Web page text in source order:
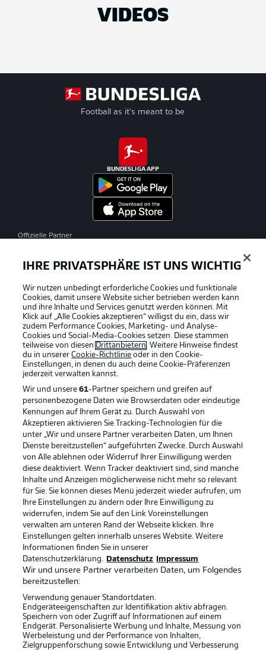
VIDEOS
Football as it's meant to be
BUNDESLIGA APP
Offizielle Partner
Rechtliche Hinweise Voreinstellungen verwalten
Datenschutz Nutzungsbedingungen
Broadcaster Kontakt
Jobs Impressum
Partner Spieler
Liveticker
IHRE PRIVATSPHÄRE IST UNS WICHTIG
Wir nutzen unbedingt erforderliche Cookies und funktionale
Cookies, damit unsere Website sicher betrieben werden kann
und ihre Inhalte und Services genutzt werden können. Mit
Klick auf „Alle Cookies akzeptieren“ willigst du ein, dass wir
zudem Performance Cookies, Marketing- und Analyse-
Cookies und Social-Media-Cookies setzen. Diese stammen
teilweise von diesen Drittanbietern. Weitere Hinweise findest
du in unsererCookie-Richtlinie oder in den Cookie-
Einstellungen, in denen du auch deine Cookie-Präferenzen
jederzeit verwalten kannst.
Wir und unsere61-Partner speichern und greifen auf
personenbezogene Daten wie Browserdaten oder eindeutige
Kennungen auf Ihrem Gerät zu. Durch Auswahl von
Akzeptieren aktivieren Sie Tracking-Technologien für die
unter „Wir und unsere Partner verarbeiten Daten, um Ihnen
Dienste bereitzustellen“ aufgeführten Zwecke. Durch Auswahl
von Alle ablehnen oder Widerruf Ihrer Einwilligung werden
diese deaktiviert. Wenn Tracker deaktiviert sind, sind manche
Inhalte und Anzeigen möglicherweise nicht mehr so relevant
für Sie. Sie können dieses Menü jederzeit wieder aufrufen, um
Ihre Einstellungen zu ändern oder Ihre Einwilligung zu
widerrufen, indem Sie auf den Link Voreinstellungen
verwalten am unteren Rand der Webseite klicken. Ihre
Einstellungen gelten innerhalb unseres Website. Weitere
Informationen finden Sie in unserer
Datenschutzerklärung.
Datenschutz Impressum
Wir und unsere Partner verarbeiten Daten, um Folgendes
bereitzustellen:
Verwendung genauer Standortdaten.
Endgeräteeigenschaften zur Identifikation aktiv abfragen.
Speichern von oder Zugriff auf Informationen auf einem
Endgerät. Personalisierte Werbung und Inhalte, Messung von
Werbeleistung und der Performance von Inhalten,
Zielgruppenforschung sowie Entwicklung und Verbesserung